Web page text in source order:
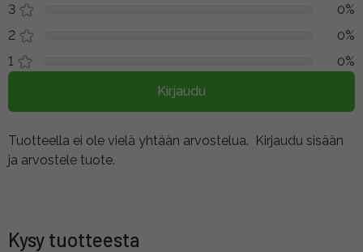
3
0%
2
0%
1
0%
Kirjaudu
Tuotteella ei ole vielä yhtään arvostelua. Kirjaudu sisään
ja arvostele tuote.
Kysy tuotteesta